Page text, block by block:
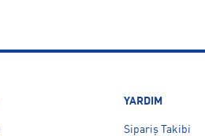
YARDIM
Sipariş Takibi